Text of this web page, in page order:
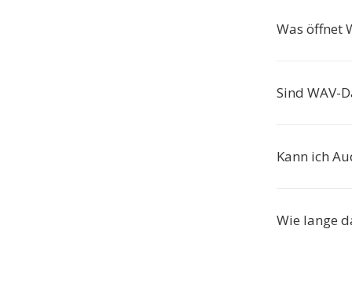
Was öffnet
Sind WAV-
Kann ich
Wie lange